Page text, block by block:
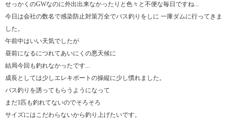
せっかくのGWなのに外出出来なかったりと色々と不便な毎日ですね...
今日は会社の数名で感染防止対策万全でバス釣りをしに 一庫ダムに行ってきま
した。
午前中はいい天気でしたが
昼前になるにつれてあいにくの悪天候に
結局今回も釣れなかったです...
成長としては少しエレキボートの操縦に少し慣れました。
バス釣りを誘ってもらうようになって
まだ1匹も釣れてないのでそろそろ
サイズにはこだわらないから釣り上げたいです。